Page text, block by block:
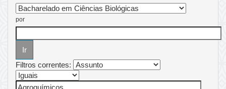
por
Filtros correntes: